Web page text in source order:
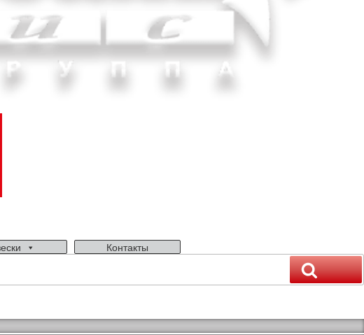
Контакты
Поиск